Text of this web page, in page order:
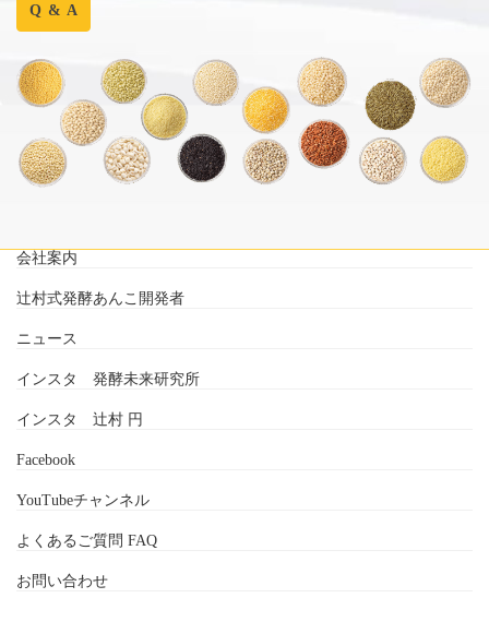
Q & A
会社案内
辻村式発酵あんこ開発者
ニュース
インスタ 発酵未来研究所
インスタ 辻村 円
Facebook
YouTubeチャンネル
よくあるご質問 FAQ
お問い合わせ